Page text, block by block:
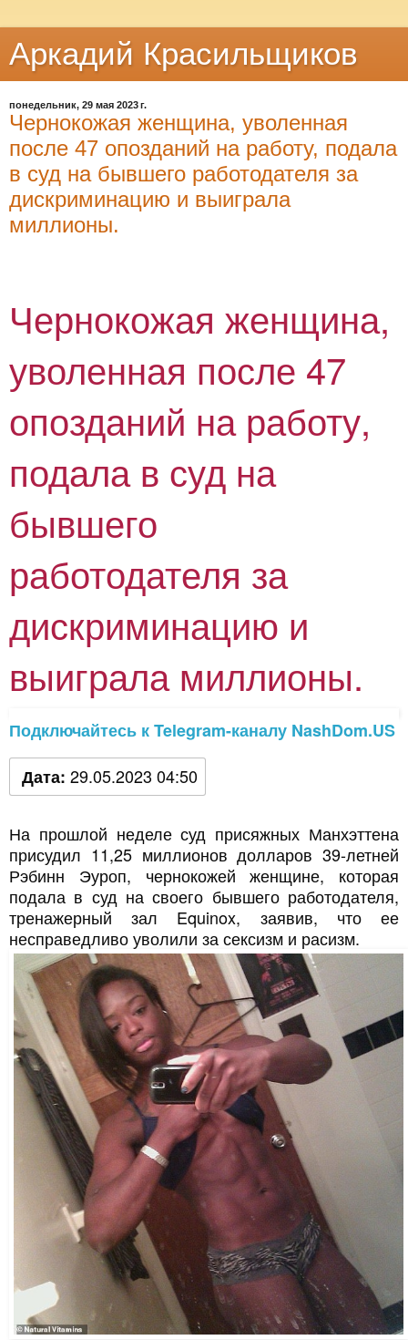
Аркадий Красильщиков
понедельник, 29 мая 2023 г.
Чернокожая женщина, уволенная
после 47 опозданий на работу, подала
в суд на бывшего работодателя за
дискриминацию и выиграла
миллионы.
Чернокожая женщина,
уволенная после 47
опозданий на работу,
подала в суд на
бывшего
работодателя за
дискриминацию и
выиграла миллионы.
Подключайтесь к Telegram-каналу NashDom.US
Дата: 29.05.2023 04:50
На прошлой неделе суд присяжных Манхэттена
присудил 11,25 миллионов долларов 39-летней
Рэбинн Эуроп, чернокожей женщине, которая
подала в суд на своего бывшего работодателя,
тренажерный зал Equinox, заявив, что ее
несправедливо уволили за сексизм и расизм.